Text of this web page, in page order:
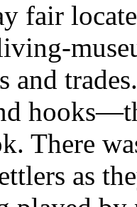
fair
and
There
as